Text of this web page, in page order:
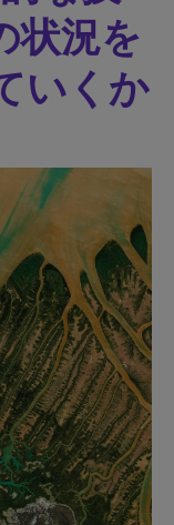
状況を
いくか